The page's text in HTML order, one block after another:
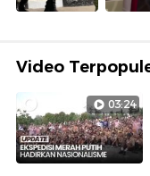
Video
03:24